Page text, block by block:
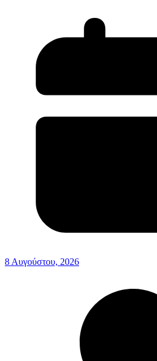
8 Αυγούστου, 2026